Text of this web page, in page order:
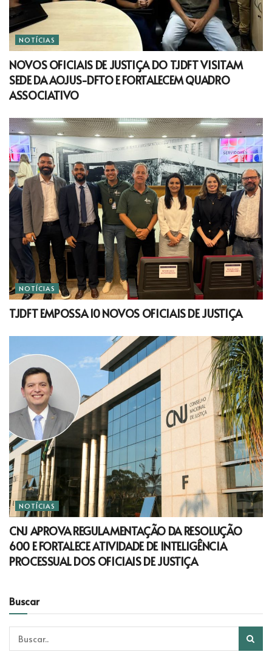
NOTÍCIAS
NOVOS OFICIAIS DE JUSTIÇA DO TJDFT VISITAM
SEDE DA AOJUS-DFTO E FORTALECEM QUADRO
ASSOCIATIVO
NOTÍCIAS
TJDFT EMPOSSA 10 NOVOS OFICIAIS DE JUSTIÇA
NOTÍCIAS
CNJ APROVA REGULAMENTAÇÃO DA RESOLUÇÃO
600 E FORTALECE ATIVIDADE DE INTELIGÊNCIA
PROCESSUAL DOS OFICIAIS DE JUSTIÇA
Buscar